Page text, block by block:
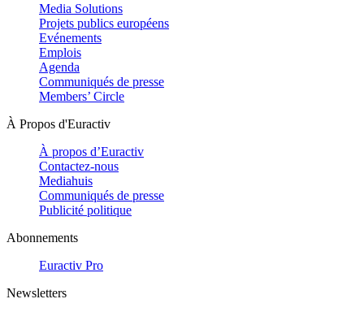
Media Solutions
Projets publics européens
Evénements
Emplois
Agenda
Communiqués de presse
Members’ Circle
À Propos d'Euractiv
À propos d’Euractiv
Contactez-nous
Mediahuis
Communiqués de presse
Publicité politique
Abonnements
Euractiv Pro
Newsletters